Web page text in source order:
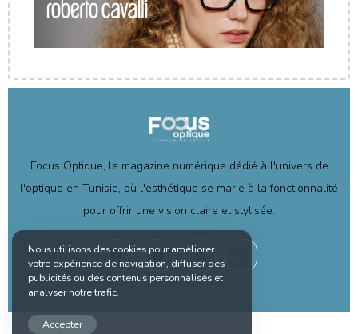
Focus Optique, le magazine numérique dédié à l'univers de
l'optique en Tunisie, où l'esthétique se marie à la fonctionnalité
pour offrir une vision claire et stylisée.
Nous utilisons des cookies pour améliorer
votre expérience de navigation, diffuser des
publicités ou des contenus personnalisés et
analyser notre trafic.
Accepter